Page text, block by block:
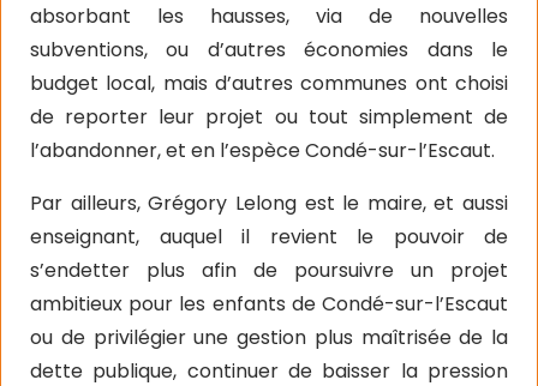
absorbant les hausses, via de nouvelles
subventions, ou d’autres économies dans le
budget local, mais d’autres communes ont choisi
de reporter leur projet ou tout simplement de
l’abandonner, et en l’espèce Condé-sur-l’Escaut.
Par ailleurs, Grégory Lelong est le maire, et aussi
enseignant, auquel il revient le pouvoir de
s’endetter plus afin de poursuivre un projet
ambitieux pour les enfants de Condé-sur-l’Escaut
ou de privilégier une gestion plus maîtrisée de la
dette publique, continuer de baisser la pression